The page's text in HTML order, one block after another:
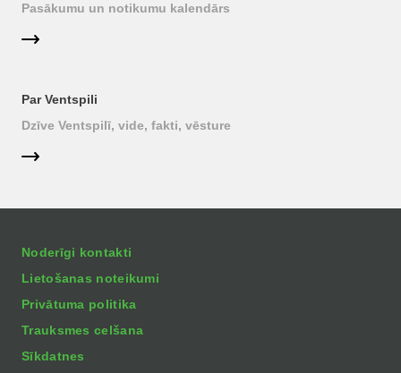
Pasākumu un notikumu kalendārs
Par Ventspili
Dzīve Ventspilī, vide, fakti, vēsture
Noderīgi kontakti
Lietošanas noteikumi
Privātuma politika
Trauksmes celšana
Sīkdatnes